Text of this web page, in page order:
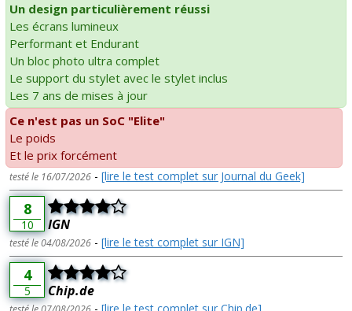
Un design particulièrement réussi
Les écrans lumineux
Performant et Endurant
Un bloc photo ultra complet
Le support du stylet avec le stylet inclus
Les 7 ans de mises à jour
Ce n'est pas un SoC "Elite"
Le poids
Et le prix forcément
testé le 16/07/2026 - [lire le test complet sur Journal du Geek]
8
10 IGN
testé le 04/08/2026 - [lire le test complet sur IGN]
4
5 Chip.de